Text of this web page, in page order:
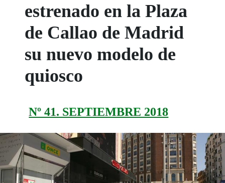
estrenado en la Plaza
de Callao de Madrid
su nuevo modelo de
quiosco
Nº 41. SEPTIEMBRE 2018